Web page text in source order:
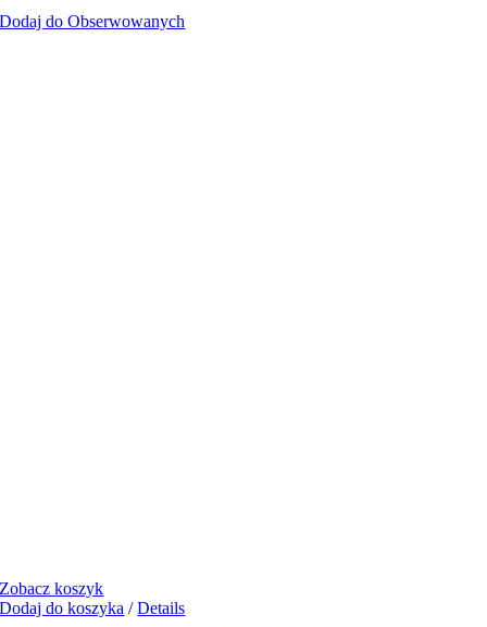
Dodaj do Obserwowanych
Zobacz koszyk
Dodaj do koszyka / Details